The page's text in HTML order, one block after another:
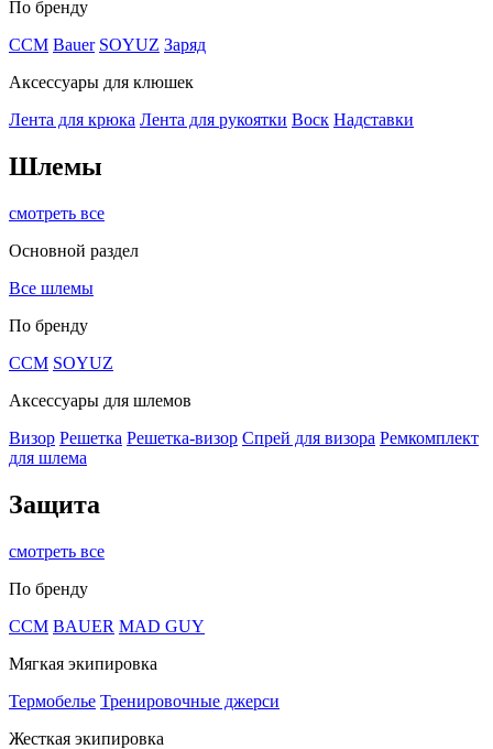
По бренду
CCM Bauer SOYUZ Заряд
Аксессуары для клюшек
Лента для крюка Лента для рукоятки Воск Надставки
Шлемы
смотреть все
Основной раздел
Все шлемы
По бренду
CCM SOYUZ
Аксессуары для шлемов
Визор Решетка Решетка-визор Спрей для визора Ремкомплект
для шлема
Защита
смотреть все
По бренду
CCM BAUER MAD GUY
Мягкая экипировка
Термобелье Тренировочные джерси
Жесткая экипировка